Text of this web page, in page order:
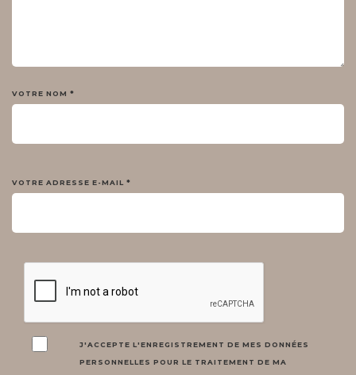
VOTRE NOM *
VOTRE ADRESSE E-MAIL *
J'ACCEPTE L'ENREGISTREMENT DE MES DONNÉES
PERSONNELLES POUR LE TRAITEMENT DE MA